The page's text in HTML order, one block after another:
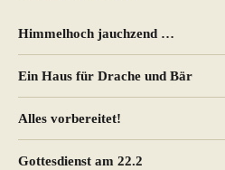
Himmelhoch jauchzend …
Ein Haus für Drache und Bär
Alles vorbereitet!
Gottesdienst am 22.2